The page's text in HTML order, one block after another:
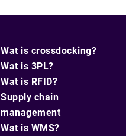
Wat is crossdocking?
Wat is 3PL?
Wat is RFID?
Supply chain
management
Wat is WMS?